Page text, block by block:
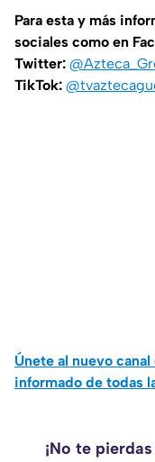
Para esta y más
sociales como en
Twitter:
TikTok:
Únete al nuevo
informado de todas
¡No te